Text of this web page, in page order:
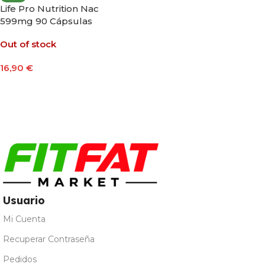
Life Pro Nutrition Nac
599mg 90 Cápsulas
Out of stock
16,90 €
Usuario
Mi Cuenta
Recuperar Contraseña
Pedidos